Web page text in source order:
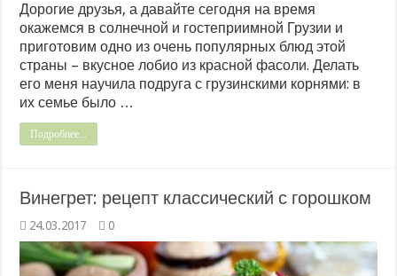
Дорогие друзья, а давайте сегодня на время
окажемся в солнечной и гостеприимной Грузии и
приготовим одно из очень популярных блюд этой
страны – вкусное лобио из красной фасоли. Делать
его меня научила подруга с грузинскими корнями: в
их семье было …
Подробнее...
Винегрет: рецепт классический с горошком
24.03.2017 0